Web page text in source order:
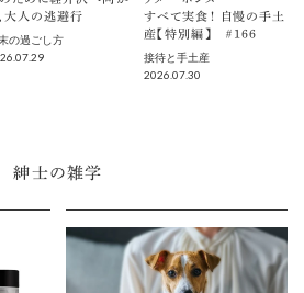
大人の逃避行
の過ごし方
すべて実食！ 自慢の手土
産【特別編】 ＃166
接待と手土産
2026.07.30
紳士の雑学